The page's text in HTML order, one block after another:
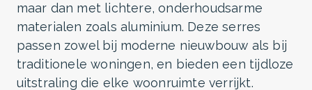
maar dan met lichtere, onderhoudsarme
materialen zoals aluminium. Deze serres
passen zowel bij moderne nieuwbouw als bij
traditionele woningen, en bieden een tijdloze
uitstraling die elke woonruimte verrijkt.